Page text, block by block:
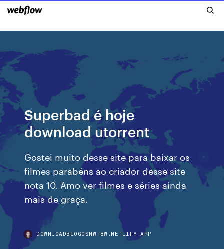
Superbad é hoje
download utorrent
Gostei muito desse site para baixar os
filmes parabéns ao criador desse site
nota 10. Amo ver filmes e séries ainda
mais de graça.
DOWNLOADBLOGOSNWFBW.NETLIFY.APP